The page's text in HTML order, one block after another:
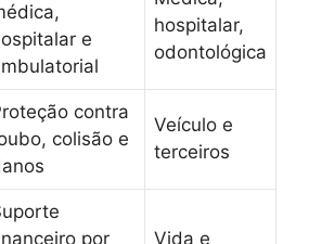
e
hospitalar,
odontológica
contra
colisão e
Veículo e
terceiros
por
Vida e